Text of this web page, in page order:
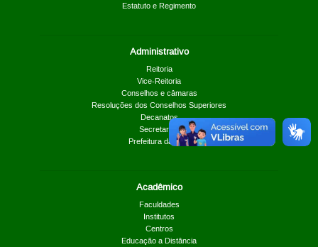
Estatuto e Regimento
Administrativo
Reitoria
Vice-Reitoria
Conselhos e câmaras
Resoluções dos Conselhos Superiores
Decanatos
Secretarias
Prefeitura da UnB
Acadêmico
Faculdades
Institutos
Centros
Educação a Distância